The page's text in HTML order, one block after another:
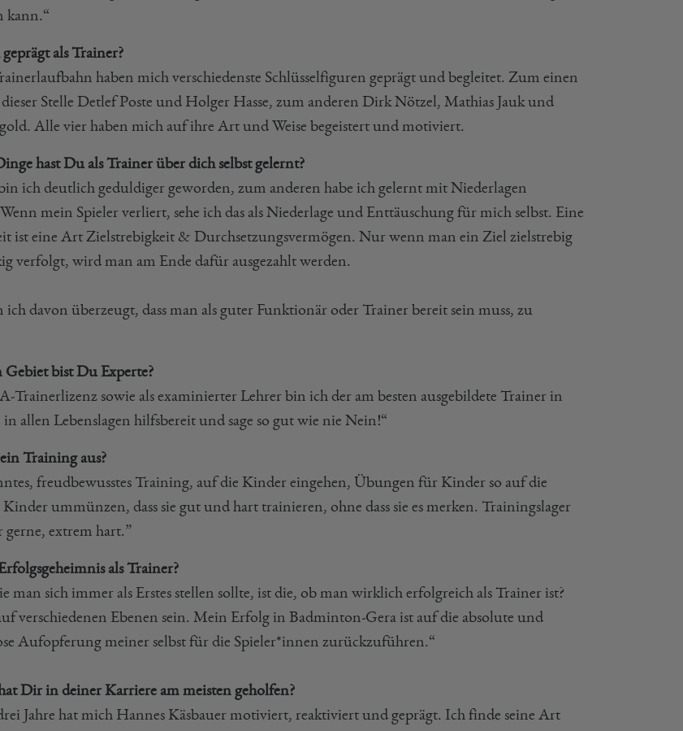
kann.“
als Trainer?
haben mich verschiedenste Schlüsselfiguren geprägt und begleitet. Zum einen
Stelle Detlef Poste und Holger Hasse, zum anderen Dirk Nötzel, Mathias Jauk und
Alle vier haben mich auf ihre Art und Weise begeistert und motiviert.
hast Du als Trainer über dich selbst gelernt?
ich deutlich geduldiger geworden, zum anderen habe ich gelernt mit Niederlagen
mein Spieler verliert, sehe ich das als Niederlage und Enttäuschung für mich selbst. Eine
ist eine Art Zielstrebigkeit & Durchsetzungsvermögen. Nur wenn man ein Ziel zielstrebig
verfolgt, wird man am Ende dafür ausgezahlt werden.
davon überzeugt, dass man als guter Funktionär oder Trainer bereit sein muss, zu
bist Du Experte?
Trainerlizenz sowie als examinierter Lehrer bin ich der am besten ausgebildete Trainer in
allen Lebenslagen hilfsbereit und sage so gut wie nie Nein!“
Training aus?
freudbewusstes Training, auf die Kinder eingehen, Übungen für Kinder so auf die
ummünzen, dass sie gut und hart trainieren, ohne dass sie es merken. Trainingslager
gerne, extrem hart.”
als Trainer?
man sich immer als Erstes stellen sollte, ist die, ob man wirklich erfolgreich als Trainer ist?
verschiedenen Ebenen sein. Mein Erfolg in Badminton-Gera ist auf die absolute und
Aufopferung meiner selbst für die Spieler*innen zurückzuführen.“
Dir in deiner Karriere am meisten geholfen?
Jahre hat mich Hannes Käsbauer motiviert, reaktiviert und geprägt. Ich finde seine Art